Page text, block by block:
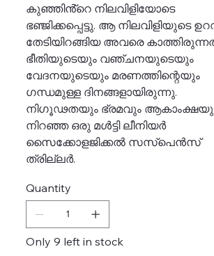
കുഞ്ഞിൻ്റെ നിലവിളിയോടെ
ഭഞ്ജിക്കപ്പെട്ടു. ആ നിലവിളിയുടെ
തേടിയിറങ്ങിയ അവരെ
ഭീതിയുടെയും വഞ്ചനയുടെയും
വേദനയുടെയും മരണത്തിന്റെയും
ഗന്ധമുള്ള ദിനങ്ങളായിരുന്നു.
നിഗൂഢതയും ഭ്രമവും
നിറഞ്ഞ ഒരു മൾട്ടി ലീനിയർ
സൈക്കോളജിക്കൽ സസ്പെൻസ്
ത്രില്ലർ.
Quantity
Only 9 left in stock